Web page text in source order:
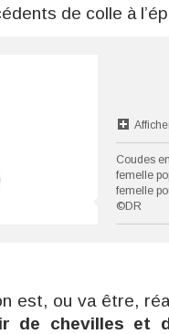
de colle à
Coudes
femelle
femelle
©DR
est, ou va être,
de chevilles et